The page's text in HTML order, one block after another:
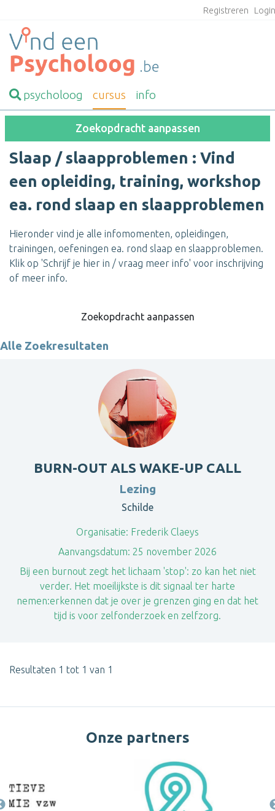
Registreren
psycholoog cursus info
Zoekopdracht aanpassen
Slaap / slaapproblemen : Vind
een opleiding, training, workshop
ea. rond slaap en slaapproblemen
Hieronder vind je alle infomomenten, opleidingen,
trainingen, oefeningen ea. rond slaap en slaapproblemen.
Klik op 'Schrijf je hier in / vraag meer info' voor inschrijving
of meer info.
Zoekopdracht aanpassen
Alle Zoekresultaten
BURN-OUT ALS WAKE-UP CALL
Lezing
Schilde
Organisatie: Frederik Claeys
Aanvangsdatum: 25 november 2026
​Bij een burnout zegt het lichaam 'stop': zo kan het niet
verder. Het moeilijkste is dit signaal ter harte
nemen:erkennen dat je over je grenzen ging en dat het
tijd is voor zelfonderzoek en zelfzorg.
Resultaten 1 tot 1 van 1
Onze partners